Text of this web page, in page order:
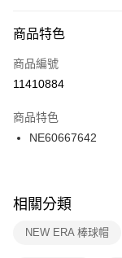
３．安心：先確認商品
【「AFTEE先享後付」
１．於結帳方式選擇「
２．訂單成立數日內，
３．收到繳費通知簡訊
ATM／網路銀行／等多
※ 交易是否成功請以「
是否繳費成功／繳費後
客戶支援中心」https://
每筆NT$100，滿
宅配
每筆NT$100，滿
付款後門市自取
每筆NT$100，滿
商品特色
商品編號
11410884
商品特色
NE60667642
相關分類
NEW ERA 棒球帽